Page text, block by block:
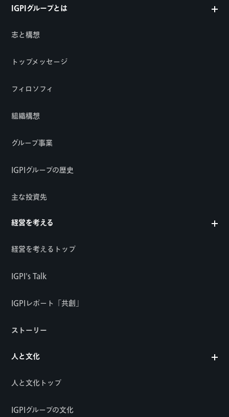
IGPIグループとは
志と構想
トップメッセージ
フィロソフィ
組織構想
グループ事業
IGPIグループの歴史
主な投資先
経営を考える
経営を考えるトップ
IGPI's Talk
IGPIレポート「共創」
ストーリー
人と文化
人と文化トップ
IGPIグループの文化